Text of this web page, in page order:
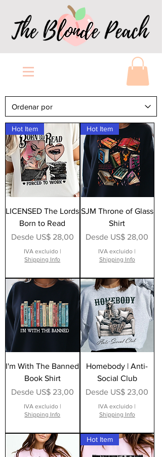
Hot Item
LICENSED The Lords
Born to Read
Desde US$ 28,00
Precio de oferta
IVA excluido|
Shipping Info
Hot Item
SJM Throne of Glass
Shirt
Desde US$ 28,00
Precio de oferta
IVA excluido |
Shipping Info
I'm With The Banned
Book Shirt
Desde US$ 23,00
Precio de oferta
IVA excluido|
Shipping Info
Homebody | Anti-
Social Club
Desde US$ 23,00
Precio de oferta
IVA excluido |
Shipping Info
Hot Item